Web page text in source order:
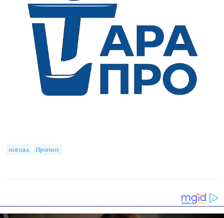
погода Прогноз